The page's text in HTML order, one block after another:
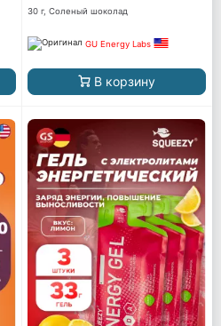
caffeine
30 г, Соленый шоколад
GU Energy Labs
В корзину